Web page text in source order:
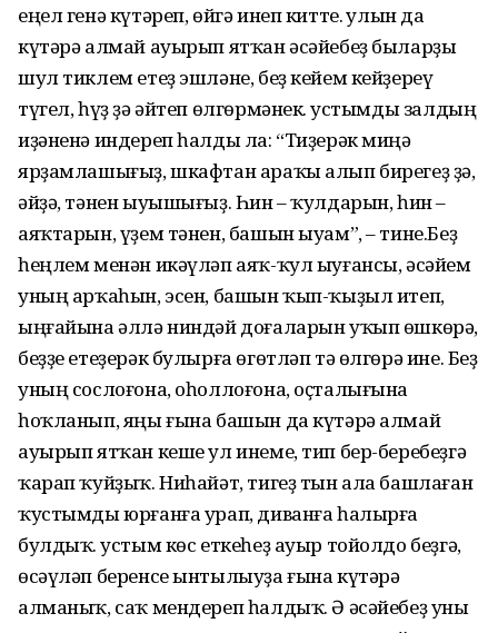
еңел генә күтәреп, өйгә инеп китте. Ҡулын да
күтәрә алмай ауырып ятҡан әсәйебеҙ быларҙы
шул тиклем етеҙ эшләне, беҙ кейем кейҙереү
түгел, һүҙ ҙә әйтеп өлгөрмәнек. Ҡустымды залдың
иҙәненә индереп һалды ла: “Тиҙерәк миңә
ярҙамлашығыҙ, шкафтан араҡы алып бирегеҙ ҙә,
әйҙә, тәнен ыуышы­ғыҙ. Һин – ҡулдарын, һин –
аяҡтарын, үҙем тәнен, башын ыуам”, – тине.Беҙ
һеңлем менән икәүләп аяҡ-ҡул ыуғансы, әсәйем
уның арҡаһын, эсен, башын ҡып-ҡыҙыл итеп,
ыңғайына әллә ниндәй доғаларын уҡып өшкөрә,
беҙҙе етеҙерәк булырға өгөтләп тә өлгөрә ине. Беҙ
уның сослоғона, оһоллоғона, оҫталығына
һоҡланып, яңы ғына башын да күтәрә алмай
ауырып ятҡан кеше ул инеме, тип бер-беребеҙгә
ҡарап ҡуйҙыҡ. Ниһайәт, тигеҙ тын ала башлаған
ҡустымды юрғанға урап, диванға һалырға
булдыҡ. Ҡустым көс еткеһеҙ ауыр тойолдо беҙгә,
өсәүләп беренсе ынтылыуҙа ғына күтәрә
алманыҡ, саҡ мендереп һалдыҡ. Ә әсәйебеҙ уны